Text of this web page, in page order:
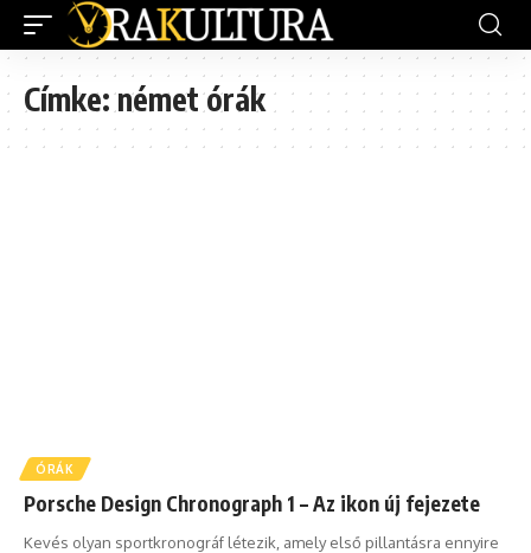
Címke:német órák
ÓRÁK
Porsche Design Chronograph 1 – Az ikon új fejezete
Kevés olyan sportkronográf létezik, amely első pillantásra ennyire